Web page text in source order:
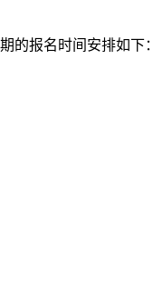
报名时间安排如下：